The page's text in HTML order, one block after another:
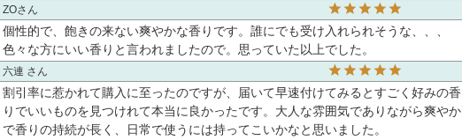
ZO
個性的で、飽きの来ない爽やかな香りです。誰にでも受け入れられそうな、、、
色々な方にいい香りと言われましたので。思っていた以上でした。
六連
割引率に惹かれて購入に至ったのですが、届いて早速付けてみるとすごく好みの香
りでいいものを見つけれて本当に良かったです。大人な雰囲気でありながら爽やか
で香りの持続が長く、日常で使うには持ってこいかなと思いました。